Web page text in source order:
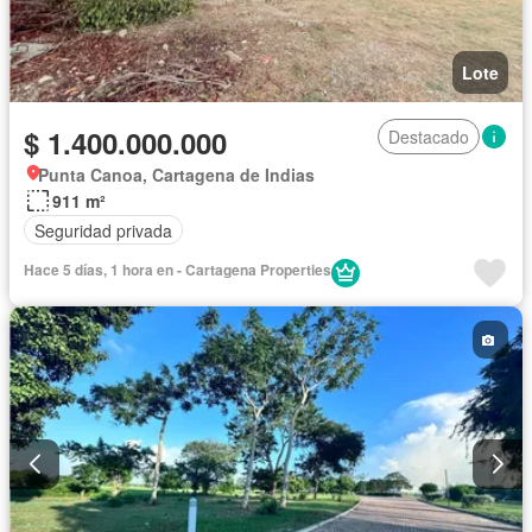
Lote
$ 1.400.000.000
Destacado
Punta Canoa, Cartagena de Indias
911 m²
Seguridad privada
Hace 5 días, 1 hora en - Cartagena Properties